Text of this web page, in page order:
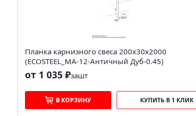
Планка карнизного свеса 200х30х2000
(ECOSTEEL_MA-12-Античный Дуб-0.45)
от 1 035 ₽зашт
В КОРЗИНУ КУПИТЬ В 1 КЛИК